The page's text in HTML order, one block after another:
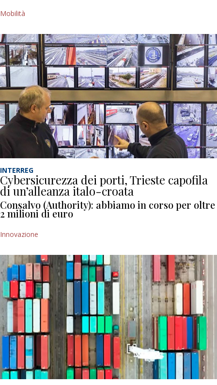
Mobilità
INTERREG
Cybersicurezza dei porti, Trieste capofila
di un’alleanza italo-croata
Consalvo (Authority): abbiamo in corso per oltre
2 milioni di euro
Innovazione